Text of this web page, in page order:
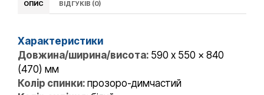
ОПИС ВІДГУКІВ (0)
Характеристики
Довжина/ширина/висота: 590 x 550 x 840
(470) мм
Колір спинки: прозоро-димчастий